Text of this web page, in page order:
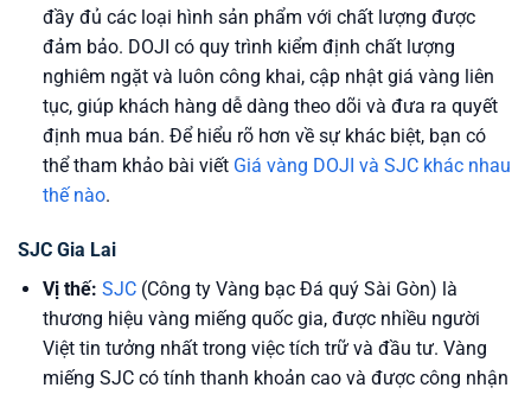
đầy đủ các loại hình sản phẩm với chất lượng được
đảm bảo. DOJI có quy trình kiểm định chất lượng
nghiêm ngặt và luôn công khai, cập nhật giá vàng liên
tục, giúp khách hàng dễ dàng theo dõi và đưa ra quyết
định mua bán. Để hiểu rõ hơn về sự khác biệt, bạn có
thể tham khảo bài viết Giá vàng DOJI và SJC khác nhau
thế nào.
SJC Gia Lai
Vị thế: SJC(Công ty Vàng bạc Đá quý Sài Gòn) là
thương hiệu vàng miếng quốc gia, được nhiều người
Việt tin tưởng nhất trong việc tích trữ và đầu tư. Vàng
miếng SJC có tính thanh khoản cao và được công nhận